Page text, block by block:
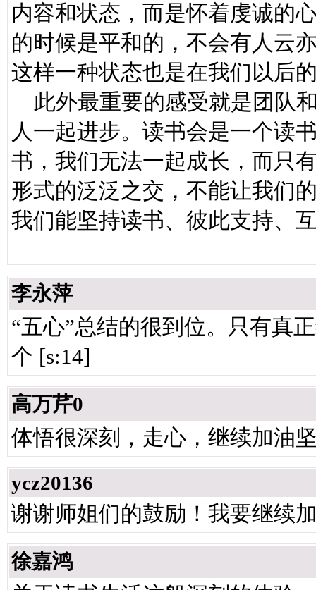
内容和状态，而是怀着虔诚的
的时候是平和的，不会有人云
这样一种状态也是在我们以后
此外最重要的感受就是团队
人一起进步。读书会是一个读
书，我们无法一起成长，而只
形式的泛泛之交，不能让我们
我们能坚持读书、彼此支持、
李永萍
“五心”总结的很到位。只有真
个 [s:14]
高万芹0
体悟很深刻，走心，继续加油
ycz20136
谢谢师姐们的鼓励！我要继续
徐嘉鸿